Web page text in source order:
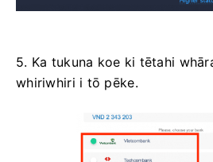
5. Ka tukuna koe ki tētahi
whiriwhiri i tō pēke.